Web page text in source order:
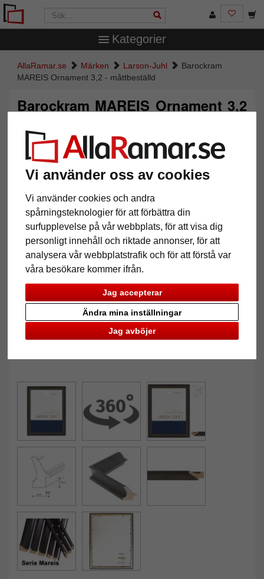
Vi använder oss av cookies
Vi använder cookies och andra
spårningsteknologier för att förbättra din
surfupplevelse på vår webbplats, för att visa dig
personligt innehåll och riktade annonser, för att
analysera vår webbplatstrafik och för att förstå var
våra besökare kommer ifrån.
Jag accepterar
Jag avböjer
Ändra mina inställningar
Kategorier
AllaRamar.se Märken Larson-Juhl
Barockram
MAREIS Ornament 3,2 - måttbeställd
Barockram MAREIS Ornament 3,2
Tillbaka